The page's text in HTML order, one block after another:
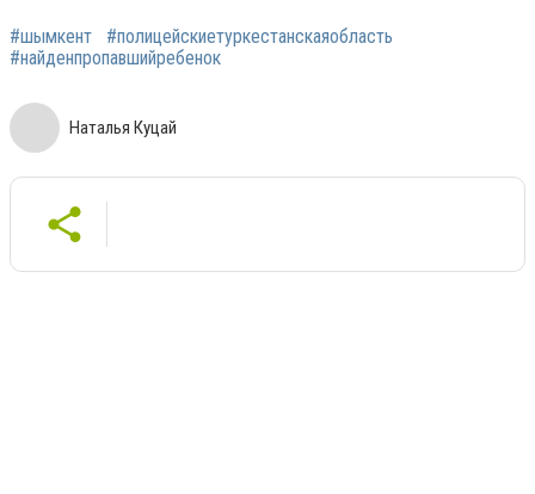
#шымкент
#полицейскиетуркестанскаяобласть
#найденпропавшийребенок
Наталья Куцай